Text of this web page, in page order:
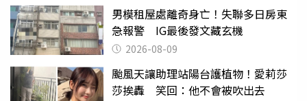
男模租屋處離奇身亡！失聯多日房東
急報警 IG最後發文藏玄機
2026-08-09
颱風天讓助理站陽台護植物！愛莉莎
莎挨轟 笑回：他不會被吹出去